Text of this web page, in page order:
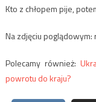
Kto z chłopem pije,
Na zdjęciu poglądowym:
Polecamy również:
powrotu do kraju?